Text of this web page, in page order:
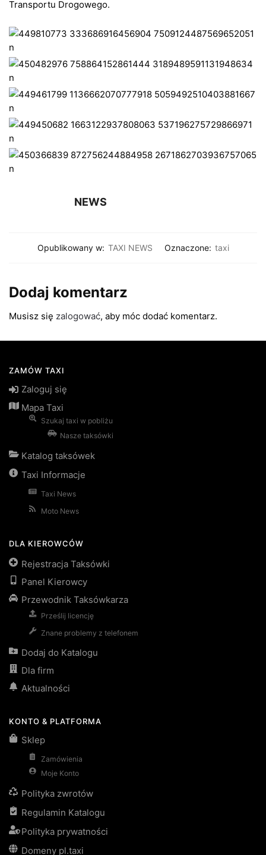
Transportu Drogowego.
NEWS
Opublikowany w: TAXI NEWS Oznaczone: taxi
Dodaj komentarz
Musisz się zalogować, aby móc dodać komentarz.
ZAMÓW TAXI
Zaloguj się
Mapa Taxi
Szukaj taxi w pobliżu
Nasze taksówki
Katalog taksówek
Taxi Informacje
Taxi News
Moto News
DLA KIEROWCÓW
Rejestracja Taksówki
Panel Kierowcy
Przewodnik Taksówkarza
Prześlij licencję
Znane problemy z telefonem
Dodaj do Katalogu
Dla firm
Aktualności
KONTO & PLATFORMA
Sklep
Zamówienia
Moje Konto
Polityka zwrotów
Regulamin Katalogu
Polityka prywatności
Domeny pl.taxi